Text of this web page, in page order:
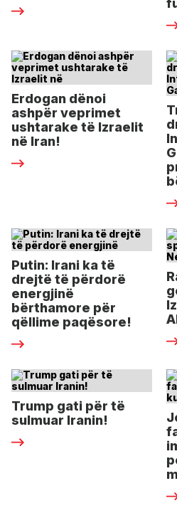
Erdogan dënoi
ashpër veprimet
ushtarake të Izraelit
në Iran!
Putin: Irani ka të
drejtë të përdorë
energjinë
bërthamore për
qëllime paqësore!
Trump gati për të
sulmuar Iranin!